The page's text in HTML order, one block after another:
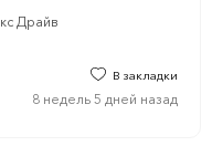
Драйв
В закладки
8 недель 5 дней назад